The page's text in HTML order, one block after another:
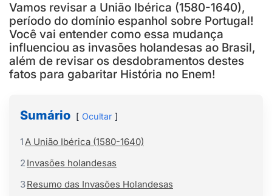
Vamos revisar a União Ibérica (1580-1640),
período do domínio espanhol sobre Portugal!
Você vai entender como essa mudança
influenciou as invasões holandesas ao Brasil,
além de revisar os desdobramentos destes
fatos para gabaritar História no Enem!
Sumário Ocultar
1A União Ibérica (1580-1640)
2 Invasões holandesas
3Resumo das Invasões Holandesas